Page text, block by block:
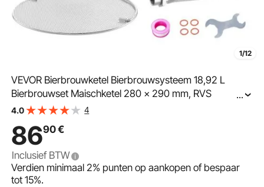
1/12
VEVOR Bierbrouwketel Bierbrouwsysteem 18,92 L
Bierbrouwset Maischketel 280 x 290 mm, RVS
bierbrouwsystemen met dubbele
wijn, etc.
...
4.0 4
8690€
Inclusief BTW
Verdien minimaal2% punten op aankopen of bespaar
tot15%.